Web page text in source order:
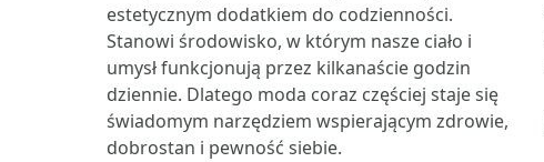
estetycznym dodatkiem do codzienności.
Stanowi środowisko, w którym nasze ciało i
umysł funkcjonują przez kilkanaście godzin
dziennie. Dlatego moda coraz częściej staje się
świadomym narzędziem wspierającym zdrowie,
dobrostan i pewność siebie.